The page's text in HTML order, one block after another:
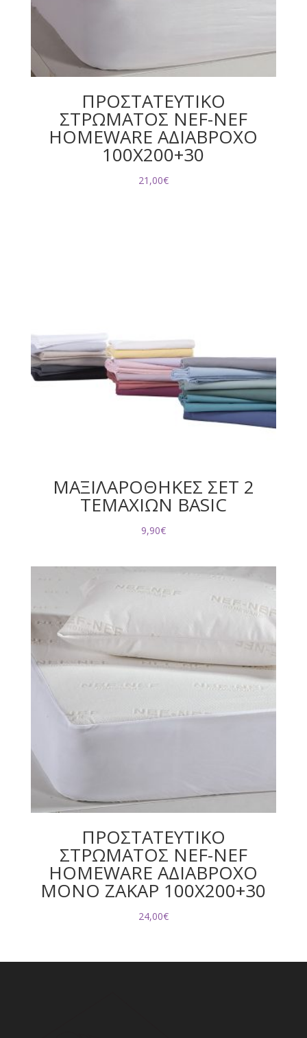
ΠΡΟΣΤΑΤΕΥΤΙΚΟ
ΣΤΡΩΜΑΤΟΣ NEF-NEF
HOMEWARE ΑΔΙΑΒΡΟΧΟ
100X200+30
21,00€
ΜΑΞΙΛΑΡΟΘΗΚΕΣ ΣΕΤ 2
ΤΕΜΑΧΙΩΝ BASIC
9,90€
ΠΡΟΣΤΑΤΕΥΤΙΚΟ
ΣΤΡΩΜΑΤΟΣ NEF-NEF
HOMEWARE ΑΔΙΑΒΡΟΧΟ
ΜΟΝΟ ΖΑΚΑΡ 100X200+30
24,00€